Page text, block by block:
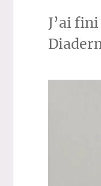
J’ai